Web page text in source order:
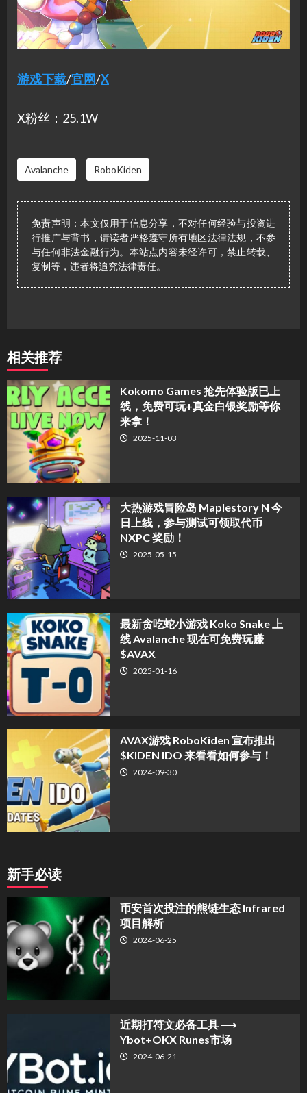
游戏下载/官网/X
X粉丝：25.1W
Avalanche RoboKiden
免责声明：本文仅用于信息分享，不对任何经验与投资进
行推广与背书，请读者严格遵守所有地区法律法规，不参
与任何非法金融行为。本站点内容未经许可，禁止转载、
复制等，违者将追究法律责任。
相关推荐
Kokomo Games 抢先体验版已上
线，免费可玩+真金白银奖励等你
来拿！
2025-11-03
大热游戏冒险岛 Maplestory N 今
日上线，参与测试可领取代币
NXPC 奖励！
2025-05-15
最新贪吃蛇小游戏 Koko Snake 上
线 Avalanche 现在可免费玩赚
$AVAX
2025-01-16
AVAX游戏 RoboKiden 宣布推出
$KIDEN IDO 来看看如何参与！
2024-09-30
新手必读
币安首次投注的熊链生态 Infrared
项目解析
2024-06-25
近期打符文必备工具 ⟶
Ybot+OKX Runes市场
2024-06-21